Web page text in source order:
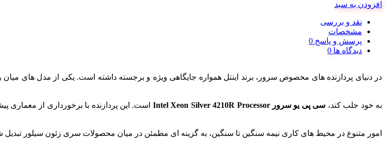
افزودن به سبد
نقد و بررسی
مشخصات
پرسش و پاسخ
دیدگاه ها
در دنیای پردازنده‌ های مخصوص سرور، برند اینتل همواره جایگاهی ویژه و برجسته داشته است. یکی از مدل‌ های میان‌
به خود جلب کند، سی پی یو سرور Intel Xeon Silver 4210R Processor است. این پردازنده با برخورداری از
امور متنوع در محیط‌ های کاری نیمه سنگین تا سنگین، به گزینه‌ ای مطمئن در میان محصولات سری زئون سیلور